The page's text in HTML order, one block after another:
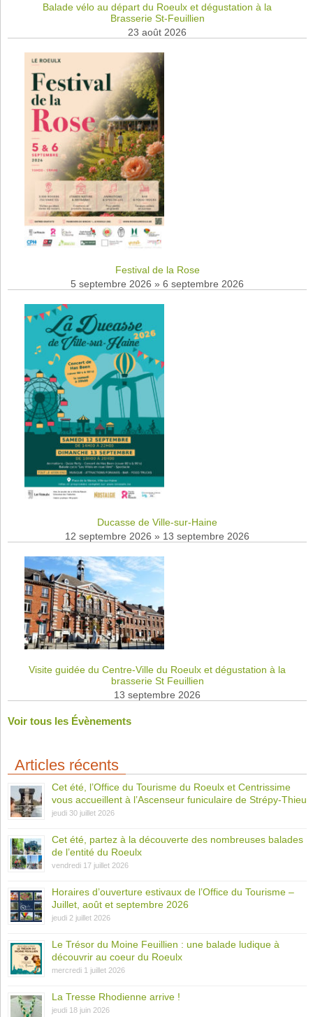
Balade vélo au départ du Roeulx et dégustation à la
Brasserie St-Feuillien
23 août 2026
Festival de la Rose
5 septembre 2026 » 6 septembre 2026
Ducasse de Ville-sur-Haine
12 septembre 2026 » 13 septembre 2026
Visite guidée du Centre-Ville du Roeulx et dégustation à la
brasserie St Feuillien
13 septembre 2026
Voir tous les Évènements
Articles récents
Cet été, l’Office du Tourisme du Roeulx et Centrissime
vous accueillent à l’Ascenseur funiculaire de Strépy-Thieu
jeudi 30 juillet 2026
Cet été, partez à la découverte des nombreuses balades
de l’entité du Roeulx
vendredi 17 juillet 2026
Horaires d’ouverture estivaux de l’Office du Tourisme –
Juillet, août et septembre 2026
jeudi 2 juillet 2026
Le Trésor du Moine Feuillien : une balade ludique à
découvrir au coeur du Roeulx
mercredi 1 juillet 2026
La Tresse Rhodienne arrive !
jeudi 18 juin 2026